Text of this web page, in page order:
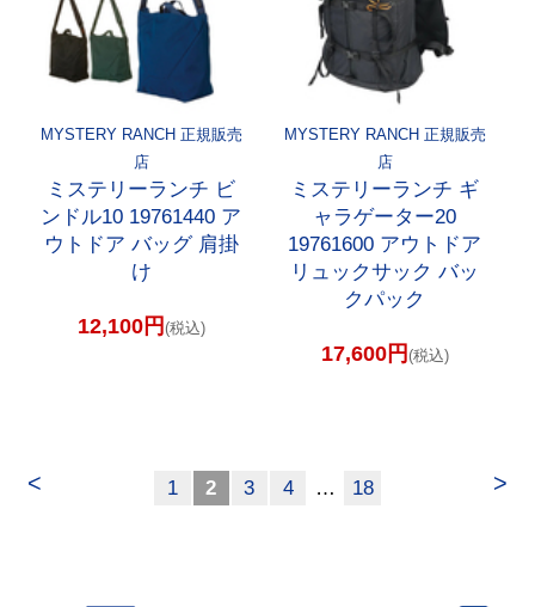
MYSTERY RANCH 正規販売
店
ミステリーランチ ビ
ンドル10 19761440 ア
ウトドア バッグ 肩掛
け
12,100円 (税込)
MYSTERY RANCH 正規販売
店
ミステリーランチ ギ
ャラゲーター20
19761600 アウトドア
リュックサック バッ
クパック
17,600円 (税込)
< >
1 2 3 4 … 18